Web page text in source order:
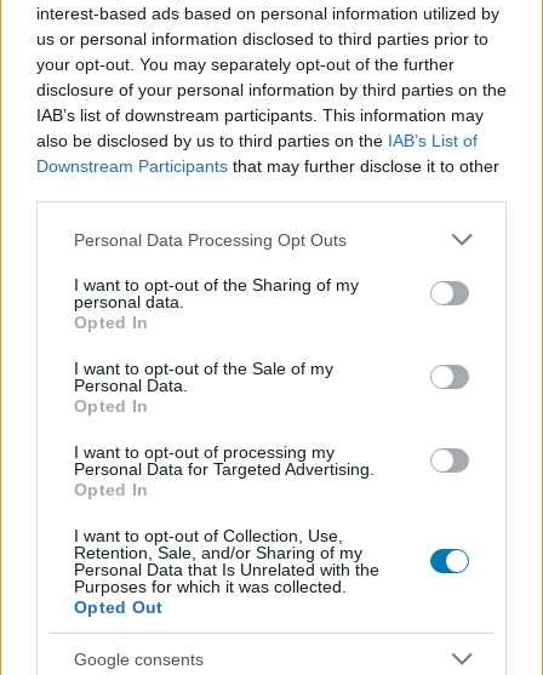
interest-based ads based on personal information utilized by
us or personal information disclosed to third parties prior to
your opt-out. You may separately opt-out of the further
disclosure of your personal information by third parties on the
IAB’s list of downstream participants. This information may
also be disclosed by us to third parties on the IAB’s List of
Downstream Participants that may further disclose it to other
Please note that this website/app uses one or more Google
not limited to your visit or usage behaviour. You may click to
grant or deny consent to Google and its third-party tags to
use your data for below specified purposes in below Google
consent section.
Personal Data Processing Opt Outs
I want to opt-out of the Sharing of my
personal data.
Opted In
I want to opt-out of the Sale of my
Personal Data.
Opted In
I want to opt-out of processing my
Personal Data for Targeted Advertising.
Opted In
I want to opt-out of Collection, Use,
Retention, Sale, and/or Sharing of my
Personal Data that Is Unrelated with the
Purposes for which it was collected.
Opted Out
Google consents
pack kísért, amit bátran nevezhetnénk demónak is,
hiszen a funkciója és a célja ugyanaz.
A PC-re, PlayStation 5-re és Xbox Series X|Sre egyaránt
megjelent csomag azt ígéri, hogy ízelítőt ad a
folyamatosan bővülő játékból, a csapat pedig abban
bízik, hogy berántja majd azokat is, akik eddig csak
irányítjuk, egy neurális implantátummal élő, megtört
lövöldözés és autós üldözés vár. A próbaverzió
tartalmazza a Robin Hood című sztoriküldetést, valamint
több ARCADIA-missziót is, amelyek rendszeresen
frissülnek. Jelenleg drónversenyek, checkpointfutamok,
túlélős kihívások és egyéb feladatok alkotják a kínálatot.
Hogy mindez elég-e a játékosok elvesztett bizalmának a
visszaszerzéséhez, azt nem tudjuk, de legalább most úgy
lehet mindenki katasztrófaturista, hogy nem kockáztatja
a pénzét. Amikor nincs tétje a dolognak, akkor könnyebb
eltekinteni a játék körüli botrányoktól, a belső